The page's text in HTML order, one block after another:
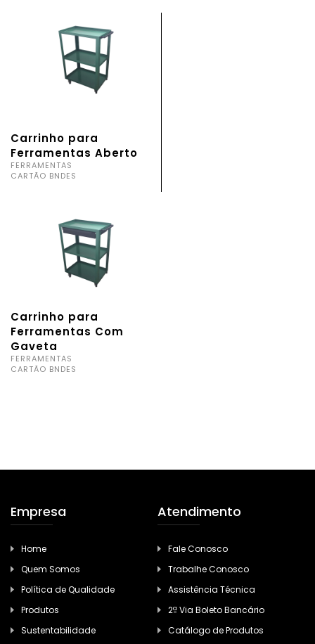
Carrinho para
Ferramentas Aberto
FERRAMENTAS
CARTÃO BNDES
Carrinho para
Ferramentas Com
Gaveta
FERRAMENTAS
CARTÃO BNDES
Empresa
Home
Quem Somos
Política de Qualidade
Produtos
Sustentabilidade
Atendimento
Fale Conosco
Trabalhe Conosco
Assistência Técnica
2ª Via Boleto Bancário
Catálogo de Produtos